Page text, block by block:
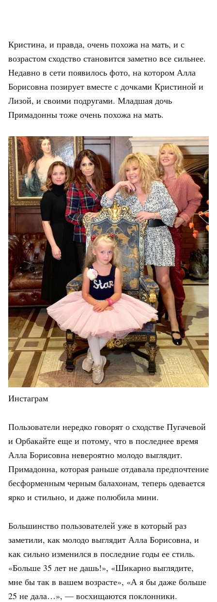
Кристина, и правда, очень похожа на мать, и с
возрастом сходство становится заметно все сильнее.
Недавно в сети появилось фото, на котором Алла
Борисовна позирует вместе с дочками Кристиной и
Лизой, и своими подругами. Младшая дочь
Примадонны тоже очень похожа на мать.
Инстаграм
Пользователи нередко говорят о сходстве Пугачевой
и Орбакайте еще и потому, что в последнее время
Алла Борисовна невероятно молодо выглядит.
Примадонна, которая раньше отдавала предпочтение
бесформенным черным балахонам, теперь одевается
ярко и стильно, и даже полюбила мини.
Большинство пользователей уже в который раз
заметили, как молодо выглядит Алла Борисовна, и
как сильно изменился в последние годы ее стиль.
«Больше 35 лет не дашь!», «Шикарно выглядите,
мне бы так в вашем возрасте», «А я бы даже больше
25 не дала…», — восхищаются поклонники.